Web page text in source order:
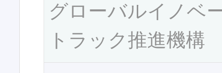
グローバルイノベ
トラック推進機構